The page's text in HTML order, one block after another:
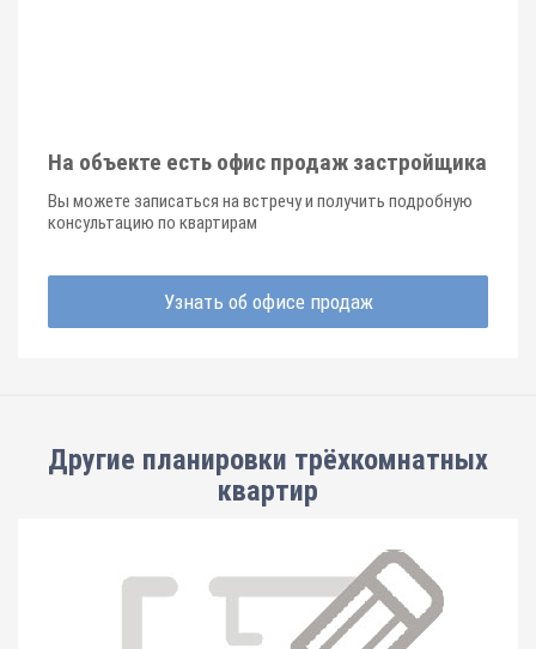
На объекте есть офис продаж застройщика
Вы можете записаться на встречу и получить подробную
консультацию по квартирам
Узнать об офисе продаж
Другие планировки трёхкомнатных
квартир